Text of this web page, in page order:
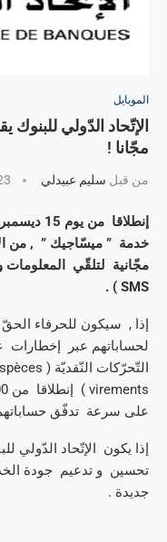
الموبايل
الإتّحاد الدّولي
مجّانا !
من قبل سليم عبيدلي
إنطلاقا
مجّانية لتلقّي
SMS ) .
إذا , سيكون للحرفاء
لحساباتهم عبر
على سرعة تدفّق
تحسين و تدعيم جودة
جديدة .